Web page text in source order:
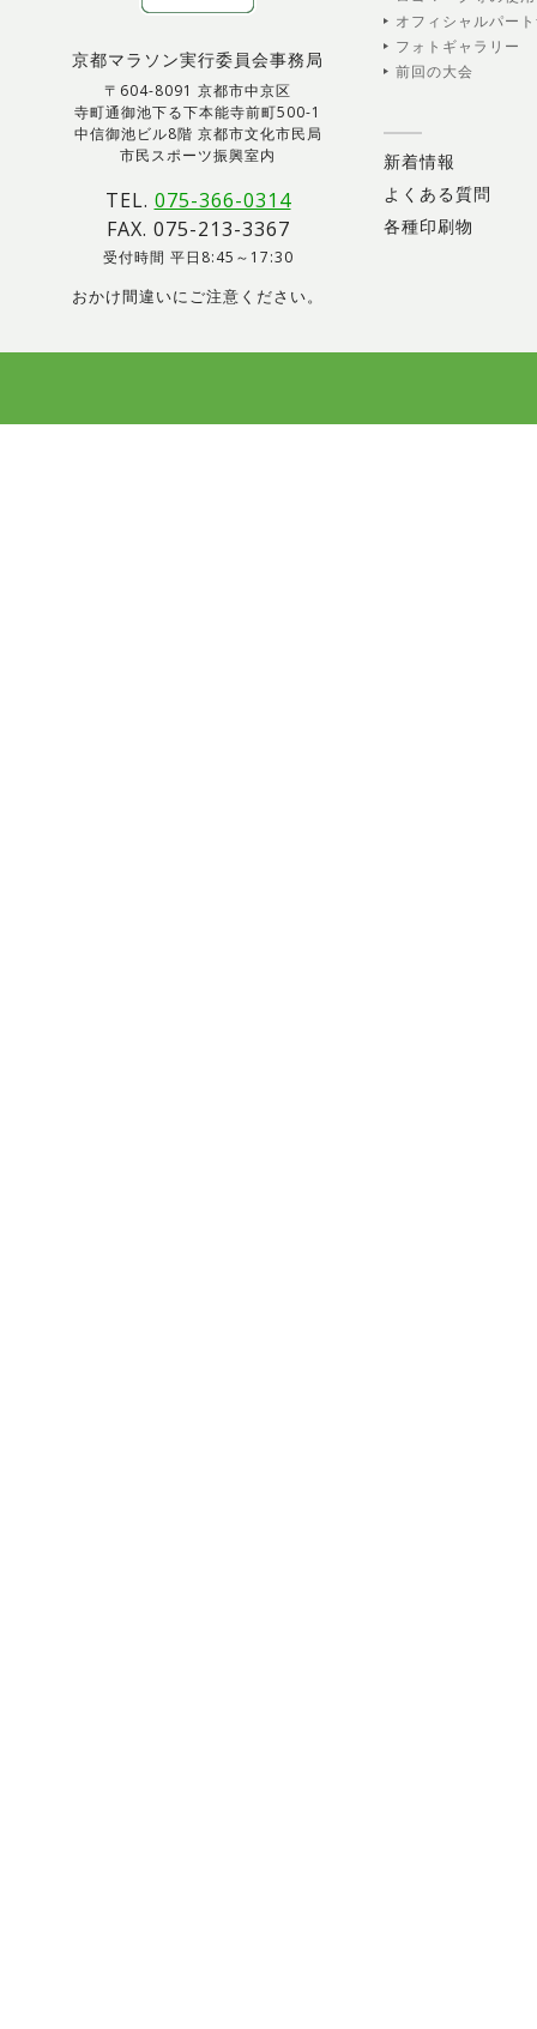
京都マラソン実行委員会事務局
〒604-8091 京都市中京区
寺町通御池下る下本能寺前町500-1
中信御池ビル8階 京都市文化市民局
市民スポーツ振興室内
TEL. 075-366-0314
FAX. 075-213-3367
受付時間 平日8:45～17:30
おかけ間違いにご注意ください。
オフィシャルパー
フォトギャラリー
前回の大会
新着情報
よくある質問
各種印刷物